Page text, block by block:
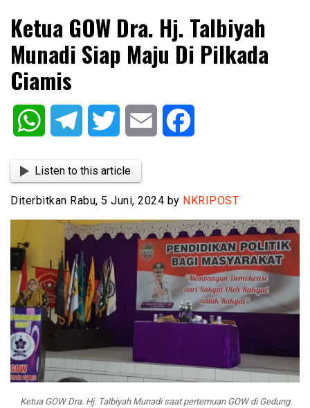
NKRIPOST
Ketua GOW Dra. Hj. Talbiyah
Munadi Siap Maju Di Pilkada
Ciamis
WhatsAppTelegram Twitter Email
Listen to this article
Diterbitkan Rabu, 5 Juni, 2024 by NKRIPOST
Ketua GOW Dra. Hj. Talbiyah Munadi saat pertemuan GOW di Gedung